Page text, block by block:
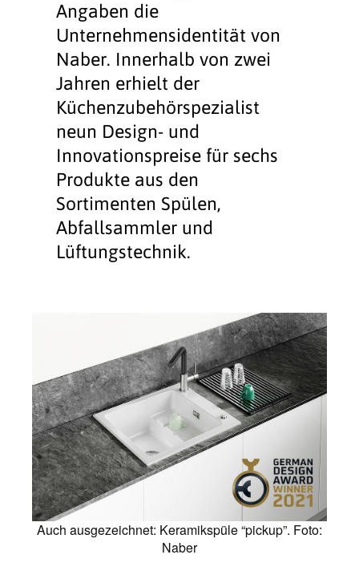
Angaben die
Unternehmensidentität von
Naber. Innerhalb von zwei
Jahren erhielt der
Küchenzubehörspezialist
neun Design- und
Innovationspreise für sechs
Produkte aus den
Sortimenten Spülen,
Abfallsammler und
Lüftungstechnik.
Auch ausgezeichnet: Keramikspüle “pickup”. Foto:
Naber